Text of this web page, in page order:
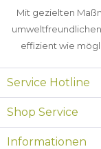
Mit gezielten
effizient wie
Service Hotline
Shop Service
Informationen